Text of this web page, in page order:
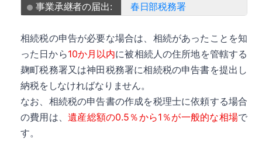
事業承継者の届出:
春日部税務署
相続税の申告が必要な場合は、相続があったことを知
った日から10か月以内に被相続人の住所地を管轄する
麹町税務署又は神田税務署に相続税の申告書を提出し
納税をしなければなりません。
なお、相続税の申告書の作成を税理士に依頼する場合
の費用は、遺産総額の0.5％から1％が一般的な相場で
す。